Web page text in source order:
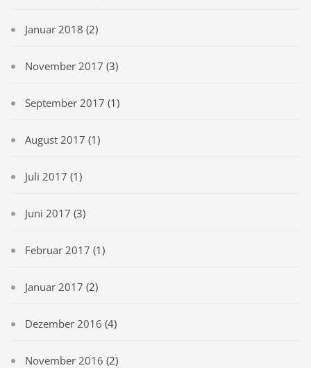
Januar 2018 (2)
November 2017 (3)
September 2017 (1)
August 2017 (1)
Juli 2017 (1)
Juni 2017 (3)
Februar 2017 (1)
Januar 2017 (2)
Dezember 2016 (4)
November 2016 (2)